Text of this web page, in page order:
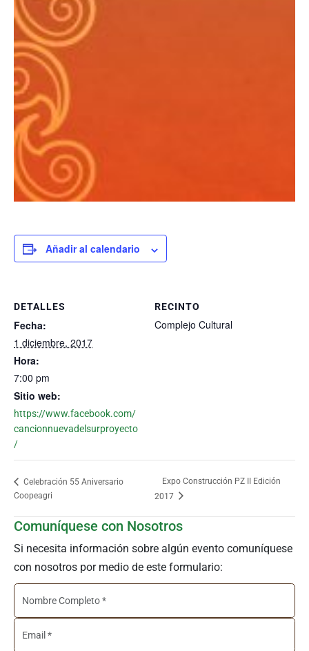
Añadir al calendario
DETALLES
Fecha:
1 diciembre, 2017
Hora:
7:00 pm
Sitio web:
https://www.facebook.com/
cancionnuevadelsurproyecto
/
RECINTO
Complejo Cultural
Celebración 55 Aniversario
Coopeagri
Expo Construcción PZ II Edición
2017
Comuníquese con Nosotros
Si necesita información sobre algún evento comuníquese
con nosotros por medio de este formulario: